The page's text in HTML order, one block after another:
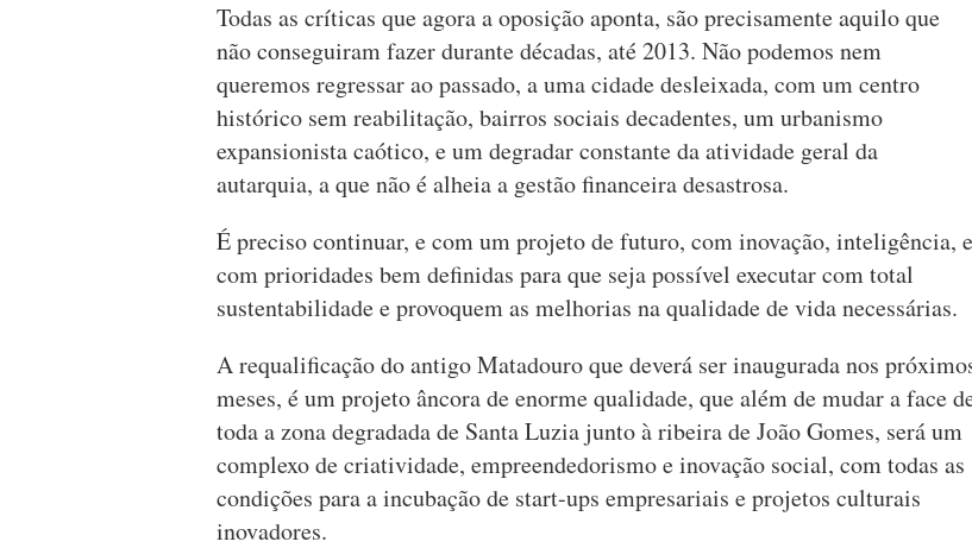
Todas as críticas que agora a oposição aponta, são precisamente aquilo que
não conseguiram fazer durante décadas, até 2013. Não podemos nem
queremos regressar ao passado, a uma cidade desleixada, com um centro
histórico sem reabilitação, bairros sociais decadentes, um urbanismo
expansionista caótico, e um degradar constante da atividade geral da
autarquia, a que não é alheia a gestão financeira desastrosa.
É preciso continuar, e com um projeto de futuro, com inovação, inteligência, e
com prioridades bem definidas para que seja possível executar com total
sustentabilidade e provoquem as melhorias na qualidade de vida necessárias.
A requalificação do antigo Matadouro que deverá ser inaugurada nos
meses, é um projeto âncora de enorme qualidade, que além de mudar a face
toda a zona degradada de Santa Luzia junto à ribeira de João Gomes, será um
complexo de criatividade, empreendedorismo e inovação social, com todas as
condições para a incubação de start-ups empresariais e projetos culturais
inovadores.